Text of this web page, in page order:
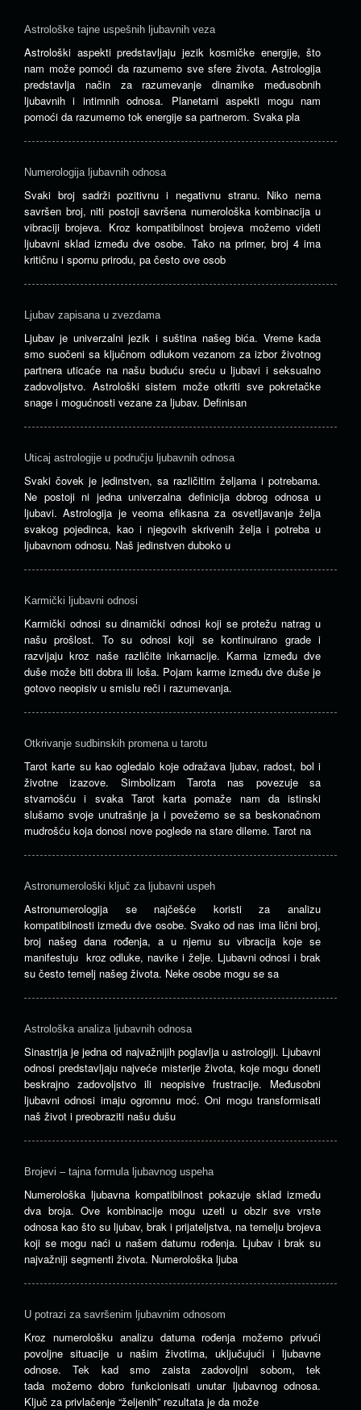
Astrološke tajne uspešnih ljubavnih veza
Astrološki aspekti predstavljaju jezik kosmičke energije, što
nam može pomoći da razumemo sve sfere života. Astrologija
predstavlja način za razumevanje dinamike međusobnih
ljubavnih i intimnih odnosa. Planetarni aspekti mogu nam
pomoći da razumemo tok energije sa partnerom. Svaka pla
Numerologija ljubavnih odnosa
Svaki broj sadrži pozitivnu i negativnu stranu. Niko nema
savršen broj, niti postoji savršena numerološka kombinacija u
vibraciji brojeva. Kroz kompatibilnost brojeva možemo videti
ljubavni sklad između dve osobe. Tako na primer, broj 4 ima
kritičnu i spornu prirodu, pa često ove osob
Ljubav zapisana u zvezdama
Ljubav je univerzalni jezik i suština našeg bića. Vreme kada
smo suočeni sa ključnom odlukom vezanom za izbor životnog
partnera uticaće na našu buduću sreću u ljubavi i seksualno
zadovoljstvo. Astrološki sistem može otkriti sve pokretačke
snage i mogućnosti vezane za ljubav. Definisan
Uticaj astrologije u području ljubavnih odnosa
Svaki čovek je jedinstven, sa različitim željama i potrebama.
Ne postoji ni jedna univerzalna definicija dobrog odnosa u
ljubavi. Astrologija je veoma efikasna za osvetljavanje želja
svakog pojedinca, kao i njegovih skrivenih želja i potreba u
ljubavnom odnosu. Naš jedinstven duboko u
Karmički ljubavni odnosi
Karmički odnosi su dinamički odnosi koji se protežu natrag u
našu prošlost. To su odnosi koji se kontinuirano grade i
razvijaju kroz naše različite inkarnacije. Karma između dve
duše može biti dobra ili loša. Pojam karme između dve duše je
gotovo neopisiv u smislu reči i razumevanja.
Otkrivanje sudbinskih promena u tarotu
Tarot karte su kao ogledalo koje odražava ljubav, radost, bol i
životne izazove. Simbolizam Tarota nas povezuje sa
stvarnošću i svaka Tarot karta pomaže nam da istinski
slušamo svoje unutrašnje ja i povežemo se sa beskonačnom
mudrošću koja donosi nove poglede na stare dileme. Tarot na
Astronumerološki ključ za ljubavni uspeh
Astronumerologija se najčešće koristi za analizu
kompatibilnosti između dve osobe. Svako od nas ima lični broj,
broj našeg dana rođenja, a u njemu su vibracija koje se
manifestuju kroz odluke, navike i želje. Ljubavni odnosi i brak
su često temelj našeg života. Neke osobe mogu se sa
Astrološka analiza ljubavnih odnosa
Sinastrija je jedna od najvažnijih poglavlja u astrologiji. Ljubavni
odnosi predstavljaju najveće misterije života, koje mogu doneti
beskrajno zadovoljstvo ili neopisive frustracije. Međusobni
ljubavni odnosi imaju ogromnu moć. Oni mogu transformisati
naš život i preobraziti našu dušu
Brojevi – tajna formula ljubavnog uspeha
Numerološka ljubavna kompatibilnost pokazuje sklad između
dva broja. Ove kombinacije mogu uzeti u obzir sve vrste
odnosa kao što su ljubav, brak i prijateljstva, na temelju brojeva
koji se mogu naći u našem datumu rođenja. Ljubav i brak su
najvažniji segmenti života. Numerološka ljuba
U potrazi za savršenim ljubavnim odnosom
Kroz numerološku analizu datuma rođenja možemo privući
povoljne situacije u našim životima, uključujući i ljubavne
odnose. Tek kad smo zaista zadovoljni sobom, tek
tada možemo dobro funkcionisati unutar ljubavnog odnosa.
Ključ za privlačenje “željenih” rezultata je da može